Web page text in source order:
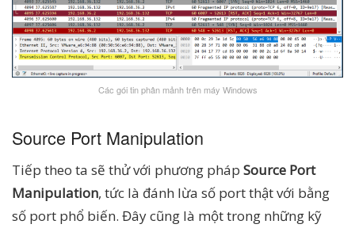
Các gói tin phân mảnh trên máy Windows
Source Port Manipulation
Tiếp theo ta sẽ thử với phương pháp Source Port
Manipulation, tức là đánh lừa số port thật với bằng
số port phổ biến. Đây cũng là một trong những kỹ